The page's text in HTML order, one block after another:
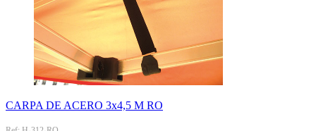
CARPA DE ACERO 3x4,5 M RO